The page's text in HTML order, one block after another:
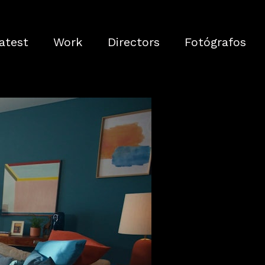
Work Directors Fotógrafos